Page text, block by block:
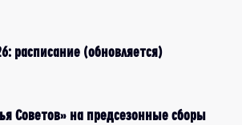
расписание (обновляется)
Советов» на предсезонные сборы